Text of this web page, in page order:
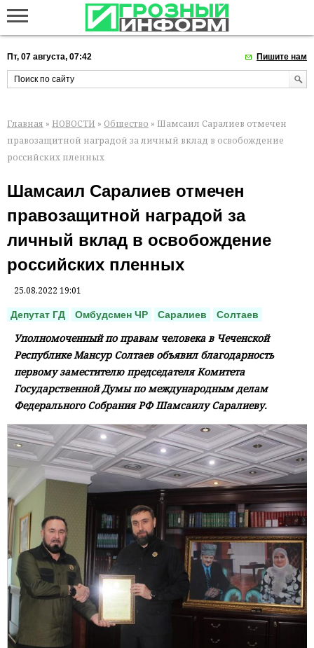
Пт, 07 августа, 07:42 Пишите нам
Главная » НОВОСТИ » Общество » Шамсаил Саралиев отмечен
правозащитной наградой за личный вклад в освобождение
российских пленных
Шамсаил Саралиев отмечен
правозащитной наградой за
личный вклад в освобождение
российских пленных
25.08.2022 19:01
Депутат ГД Омбудсмен ЧР Саралиев Солтаев
Уполномоченный по правам человека в Чеченской
Республике Мансур Солтаев объявил благодарность
первому заместителю председателя Комитета
Государственной Думы по международным делам
Федерального Собрания РФ Шамсаилу Саралиеву.